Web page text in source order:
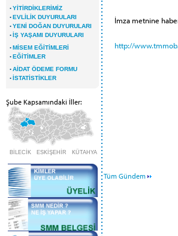
·YİTİRDİKLERİMİZ
·EVLİLİK DUYURULARI
·YENİ DOĞAN DUYURULARI
·İŞ YAŞAMI DUYURULARI
·MİSEM EĞİTİMLERİ
·EĞİTİMLER
·AİDAT ÖDEME FORMU
·İSTATİSTİKLER
Şube Kapsamındaki İller:
BİLECİK ESKİŞEHİR KÜTAHYA
İmza metnine
http://
Tüm Gündem